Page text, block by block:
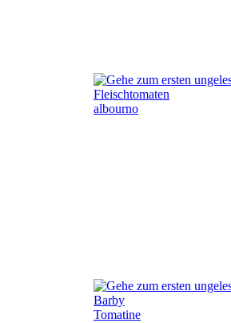
Fleischtomaten
albourno
Barby
Tomatine